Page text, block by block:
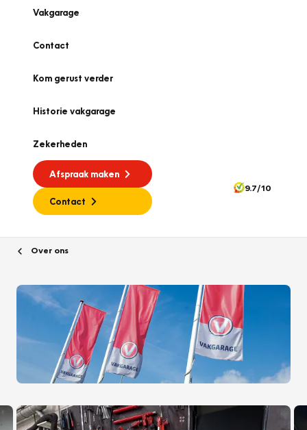
Vakgarage
Contact
Kom gerust verder
Historie vakgarage
Zekerheden
Afspraak maken
Contact
9.7/10
Over ons